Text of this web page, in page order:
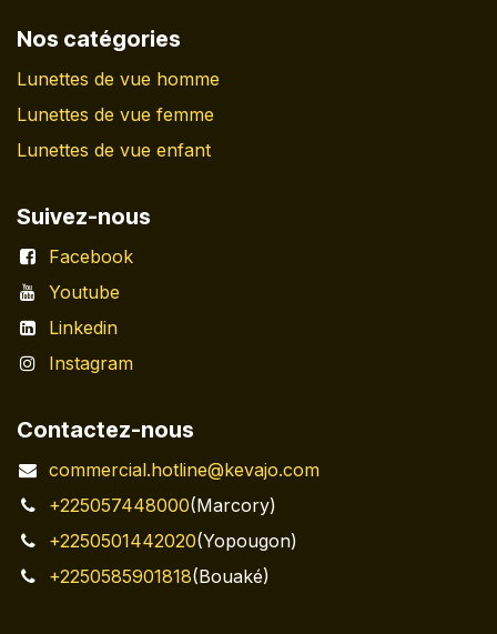
Nos catégories
Lunettes de vue homme
Lunettes de vue femme
Lunettes de vue enfant
Suivez-nous
Facebook
Youtube
Linkedin
Instagram
Contactez-nous
commercial.hotline@kevajo.com
+225057448000(Marcory)
+2250501442020(Yopougon)
+2250585901818(Bouaké)